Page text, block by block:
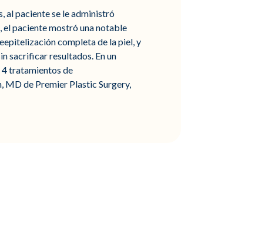
al paciente se le administró
el paciente mostró una notable
completa de la piel, y
sacrificar resultados. En un
4 tratamientos de
MD de Premier Plastic Surgery,